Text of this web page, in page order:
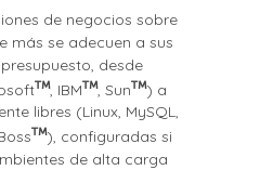
de negocios sobre
más se adecuen a sus
desde
, IBM , Sun
) a
libres (Linux, MySQL,
), configuradas si
de alta carga